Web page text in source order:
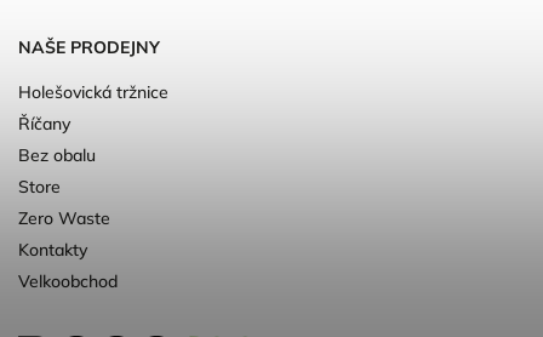
NAŠE PRODEJNY
Holešovická tržnice
Říčany
Bez obalu
Store
Zero Waste
Kontakty
Velkoobchod